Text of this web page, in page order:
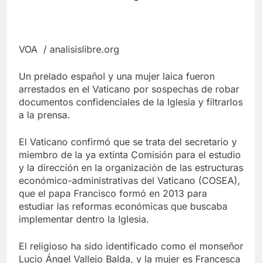
VOA / analisislibre.org
Un prelado español y una mujer laica fueron
arrestados en el Vaticano por sospechas de robar
documentos confidenciales de la Iglesia y filtrarlos
a la prensa.
El Vaticano confirmó que se trata del secretario y
miembro de la ya extinta Comisión para el estudio
y la dirección en la organización de las estructuras
económico-administrativas del Vaticano (COSEA),
que el papa Francisco formó en 2013 para
estudiar las reformas económicas que buscaba
implementar dentro la Iglesia.
El religioso ha sido identificado como el monseñor
Lucio Ángel Vallejo Balda, y la mujer es Francesca